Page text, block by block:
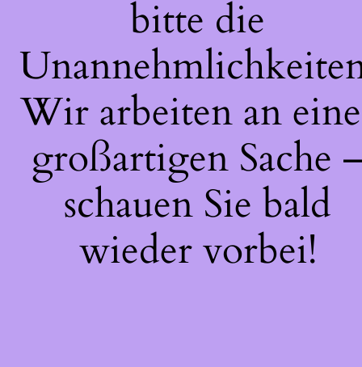
bitte die
Wir arbeiten an
großartigen Sache
schauen Sie bald
wieder vorbei!